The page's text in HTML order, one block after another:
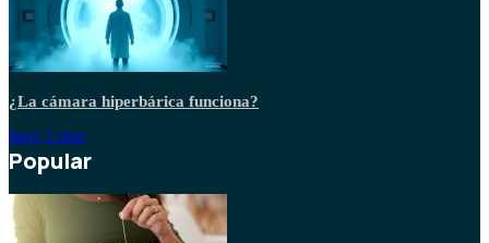
¿La cámara hiperbárica funciona?
hace 1 mes
Popular